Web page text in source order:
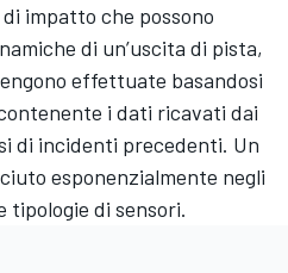
impatto che possono
di un’uscita di pista,
effettuate basandosi
i dati ricavati dai
di incidenti precedenti. Un
esponenzialmente negli
tipologie di sensori.